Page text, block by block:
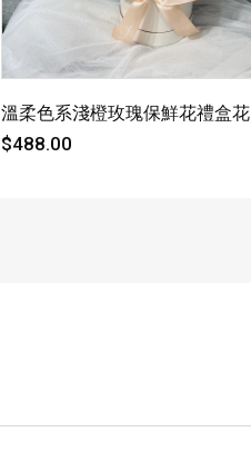
溫柔色系淺橙玫瑰保鮮花禮盒花
$488.00